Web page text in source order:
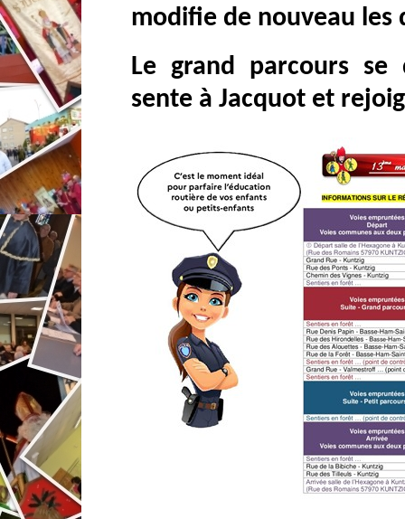
modifie de nouveau les
Le grand parcours
sente à Jacquot et